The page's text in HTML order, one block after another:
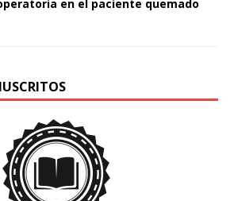
en el paciente quemado